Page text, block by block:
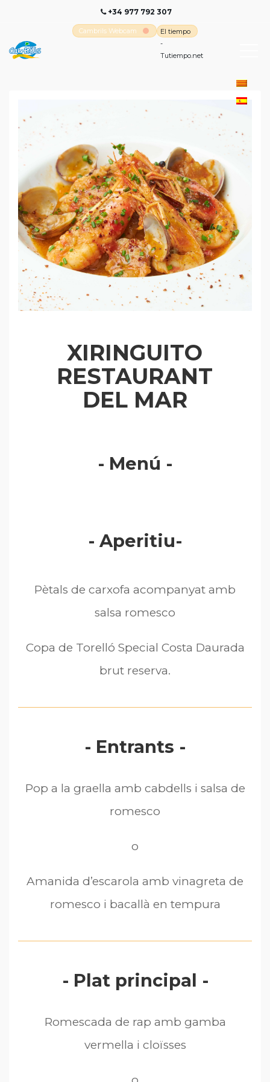
+34 977 792 307
Cambrils Webcam
El tiempo
-
Tutiempo.net
XIRINGUITO
RESTAURANT
DEL MAR
- Menú -
- Aperitiu-
Pètals de carxofa acompanyat amb
salsa romesco
Copa de Torelló Special Costa Daurada
brut reserva.
- Entrants -
Pop a la graella amb cabdells i salsa de
romesco
o
Amanida d’escarola amb vinagreta de
romesco i bacallà en tempura
- Plat principal -
Romescada de rap amb gamba
vermella i cloïsses